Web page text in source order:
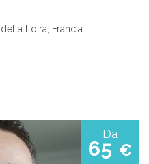
Loira, Francia
Da
65 €